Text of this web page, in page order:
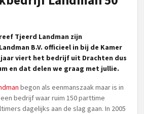
Tjeerd Landman zijn
B.V. officieel in bij de Kamer
viert het bedrijf uit Drachten dus
en dat delen we graag met jullie.
begon als eenmanszaak maar is in
bedrijf waar ruim 150 parttime
dagelijks aan de slag gaan. In 2005